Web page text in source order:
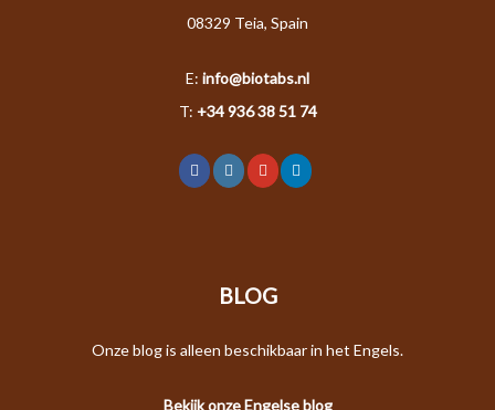
08329 Teia, Spain
E: info@biotabs.nl
T: +34 936 38 51 74
BLOG
Onze blog is alleen beschikbaar in het Engels.
Bekijk onze Engelse blog